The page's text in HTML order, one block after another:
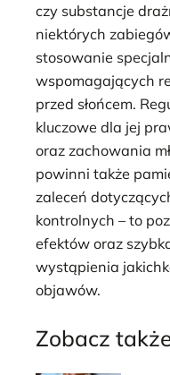
czy substancje
niektórych
stosowanie
wspomagających
przed słońcem.
kluczowe dla jej
oraz zachowania
powinni także
zaleceń
kontrolnych – to
efektów oraz
wystąpienia
objawów.
Zobacz